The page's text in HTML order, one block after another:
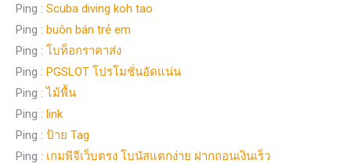
Ping : Scuba diving koh tao
Ping : buôn bán trẻ em
Ping : โบท็อกราคาส่ง
Ping : PGSLOT โปรโมชั่นอัดแน่น
Ping : ไม้พื้น
Ping : link
Ping : ป้าย Tag
Ping : เกมพีจีเว็บตรง โบนัสแตกง่าย ฝากถอนเงินเร็ว